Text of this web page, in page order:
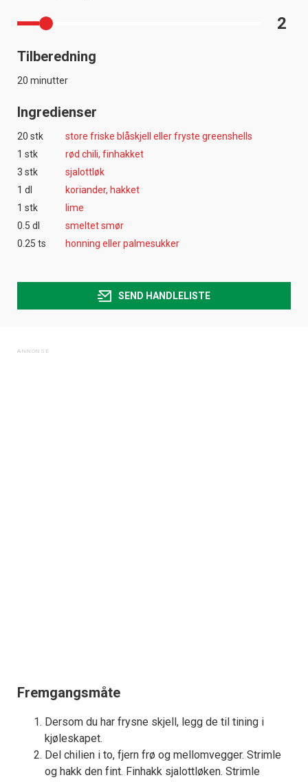
2
Tilberedning
20 minutter
Ingredienser
20 stk
store friske blåskjell eller fryste greenshells
1 stk
rød chili, finhakket
3 stk
sjalottløk
1 dl
koriander, hakket
1 stk
lime
0.5 dl
smeltet smør
0.25 ts
honning eller palmesukker
SEND HANDLELISTE
Fremgangsmåte
Dersom du har frysne skjell, legg de til tining i
kjøleskapet.
Del chilien i to, fjern frø og mellomvegger. Strimle
og hakk den fint. Finhakk sjalottløken. Strimle